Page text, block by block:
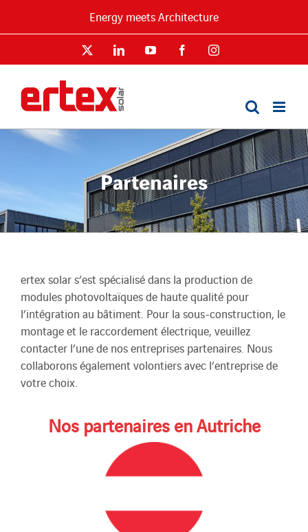
Energy meets Architecture
LinkedInYouTube FacebookInstagram
Partenaires
ertex solar s’est spécialisé dans la production de
modules photovoltaïques de haute qualité pour
l’intégration au bâtiment. Pour la sous-construction, le
montage et le raccordement électrique, veuillez
contacter l’une de nos entreprises partenaires. Nous
collaborons également volontiers avec l’entreprise de
votre choix.
Nos partenaires en Autriche